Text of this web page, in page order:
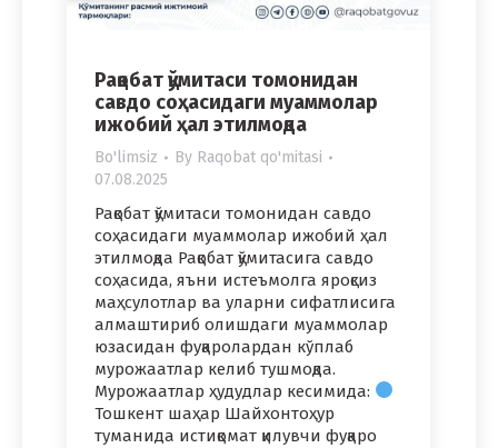
Рақобат қўмитаси томонидан
савдо соҳасидаги муаммолар
ижобий ҳал этилмоқда
Bo'limsiz By Raqobat qo'mitasi
07.08.2025
Рақобат қўмитаси томонидан савдо
соҳасидаги муаммолар ижобий ҳал
этилмоқда Рақобат қўмитасига савдо
соҳасида, яъни истеъмолга яроқсиз
маҳсулотлар ва уларни сифатлисига
алмаштириб олишдаги муаммолар
юзасидан фуқаролардан кўплаб
мурожаатлар келиб тушмоқда.
Мурожаатлар ҳудудлар кесимида:
Тошкент шаҳар Шайхонтоҳур
туманида истиқомат қилувчи фуқаро